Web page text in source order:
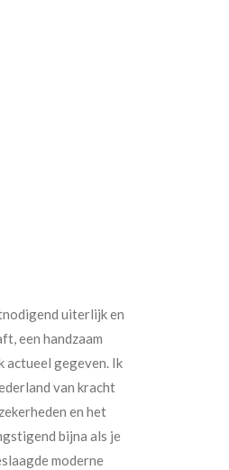
uiterlijk en
een handzaam
actueel gegeven. Ik
van kracht
en het
bijna als je
moderne